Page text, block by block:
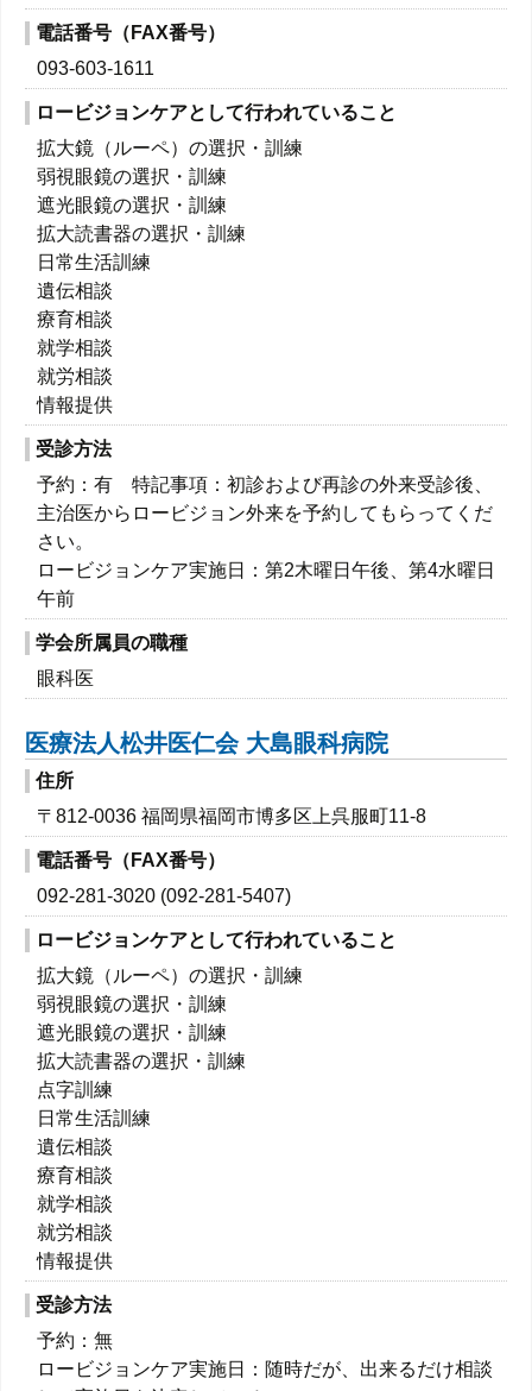
電話番号（FAX番号）
093-603-1611
ロービジョンケアとして行われていること
拡大鏡（ルーペ）の選択・訓練
弱視眼鏡の選択・訓練
遮光眼鏡の選択・訓練
拡大読書器の選択・訓練
日常生活訓練
遺伝相談
療育相談
就学相談
就労相談
情報提供
受診方法
予約：有 特記事項：初診および再診の外来受診後、
主治医からロービジョン外来を予約してもらってくだ
さい。
ロービジョンケア実施日：第2木曜日午後、第4水曜日
午前
学会所属員の職種
眼科医
医療法人松井医仁会 大島眼科病院
住所
〒812-0036 福岡県福岡市博多区上呉服町11-8
電話番号（FAX番号）
092-281-3020 (092-281-5407)
ロービジョンケアとして行われていること
拡大鏡（ルーペ）の選択・訓練
弱視眼鏡の選択・訓練
遮光眼鏡の選択・訓練
拡大読書器の選択・訓練
点字訓練
日常生活訓練
遺伝相談
療育相談
就学相談
就労相談
情報提供
受診方法
予約：無
ロービジョンケア実施日：随時だが、出来るだけ相談